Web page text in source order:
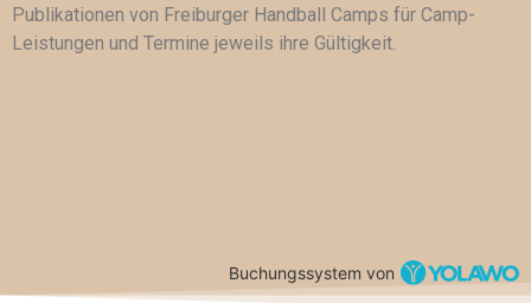
Publikationen von Freiburger Handball Camps für Camp-
Leistungen und Termine jeweils ihre Gültigkeit.
Buchungssystem von